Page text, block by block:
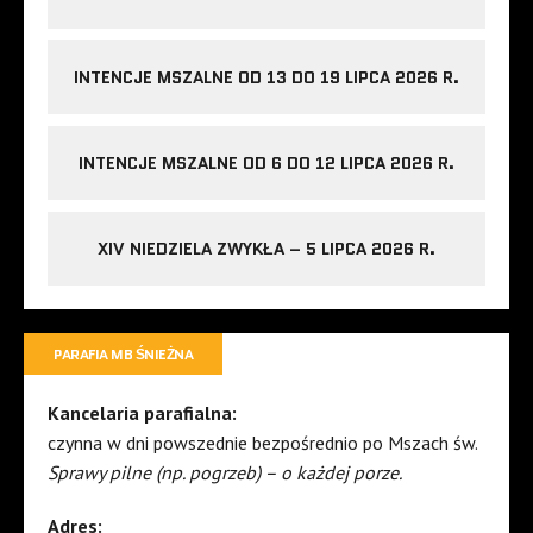
INTENCJE MSZALNE OD 13 DO 19 LIPCA 2026 R.
INTENCJE MSZALNE OD 6 DO 12 LIPCA 2026 R.
XIV NIEDZIELA ZWYKŁA – 5 LIPCA 2026 R.
PARAFIA MB ŚNIEŻNA
Kancelaria parafialna:
czynna w dni powszednie bezpośrednio po Mszach św.
Sprawy pilne (np. pogrzeb) – o każdej porze.
Adres: